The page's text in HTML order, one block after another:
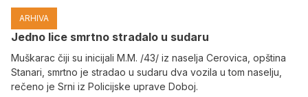
ARHIVA
Јedno lice smrtno stradalo u sudaru
Muškarac čiji su inicijali M.M. /43/ iz naselja Cerovica, opština
Stanari, smrtno je stradao u sudaru dva vozila u tom naselju,
rečeno je Srni iz Policijske uprave Doboj.